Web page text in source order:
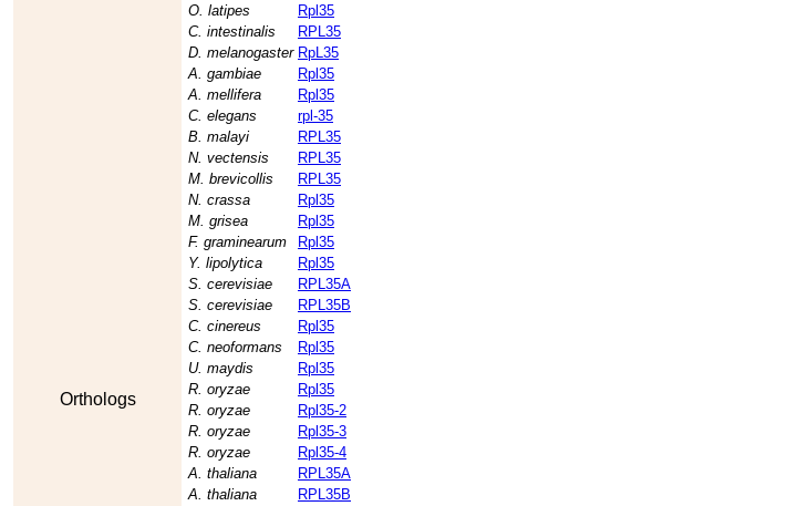
Orthologs
O. latipes
Rpl35
C. intestinalis
RPL35
D. melanogaster RpL35
A. gambiae
Rpl35
A. mellifera
Rpl35
C. elegans
rpl-35
B. malayi
RPL35
N. vectensis
RPL35
M. brevicollis
RPL35
N. crassa
Rpl35
M. grisea
Rpl35
F. graminearum
Rpl35
Y. lipolytica
Rpl35
S. cerevisiae
RPL35A
S. cerevisiae
RPL35B
C. cinereus
Rpl35
C. neoformans
Rpl35
U. maydis
Rpl35
R. oryzae
Rpl35
R. oryzae
Rpl35-2
R. oryzae
Rpl35-3
R. oryzae
Rpl35-4
A. thaliana
RPL35A
A. thaliana
RPL35B